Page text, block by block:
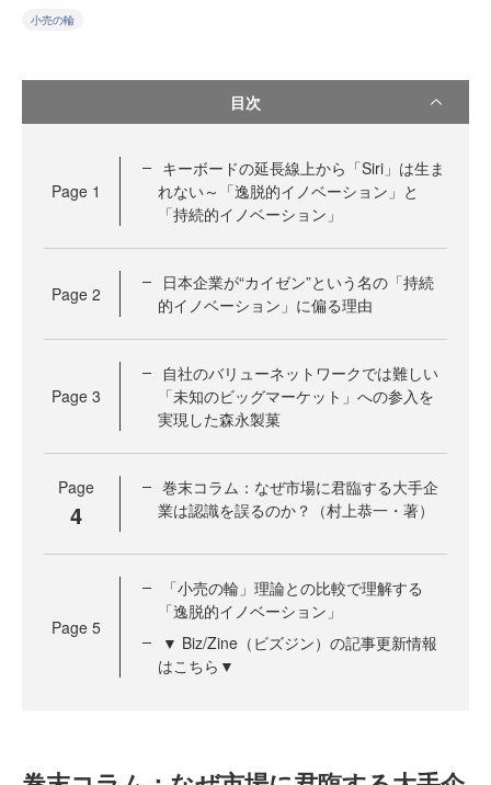
小売の輪
目次
Page 1
キーボードの延長線上から「Siri」は生ま
れない～「逸脱的イノベーション」と
「持続的イノベーション」
Page 2
日本企業が“カイゼン”という名の「持続
的イノベーション」に偏る理由
Page 3
自社のバリューネットワークでは難しい
「未知のビッグマーケット」への参入を
実現した森永製菓
Page
4
巻末コラム：なぜ市場に君臨する大手企
業は認識を誤るのか？（村上恭一・著）
Page 5
「小売の輪」理論との比較で理解する
「逸脱的イノベーション」
▼ Biz/Zine（ビズジン）の記事更新情報
はこちら▼